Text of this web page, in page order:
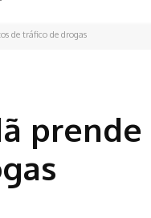
de tráfico de drogas